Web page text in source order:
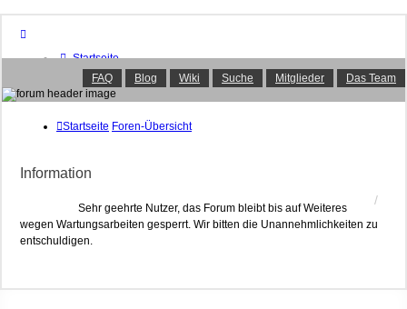
Startseite
Foren-Übersicht
FAQ
Suche
Aktive Themen
Das Team
FAQ Blog Wiki Suche Mitglieder Das Team
Startseite Foren-Übersicht
Information
Sehr geehrte Nutzer, das Forum bleibt bis auf Weiteres
wegen Wartungsarbeiten gesperrt. Wir bitten die Unannehmlichkeiten zu
entschuldigen.